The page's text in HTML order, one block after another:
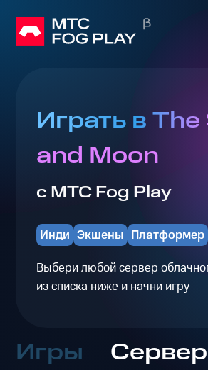
Играть в The
and Moon
с МТС Fog Play
Инди Экшены Платформер
Выбери любой сервер
из списка ниже и начни игру
Игры